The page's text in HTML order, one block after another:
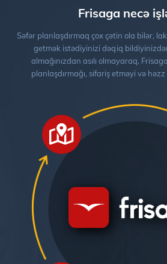
Frisaga necə
Səfər planlaşdırmaq çox çətin ola bilər,
getmək istədiyinizi dəqiq
almağınızdan asılı olmayaraq,
planlaşdırmağı, sifariş etməyi və həzz